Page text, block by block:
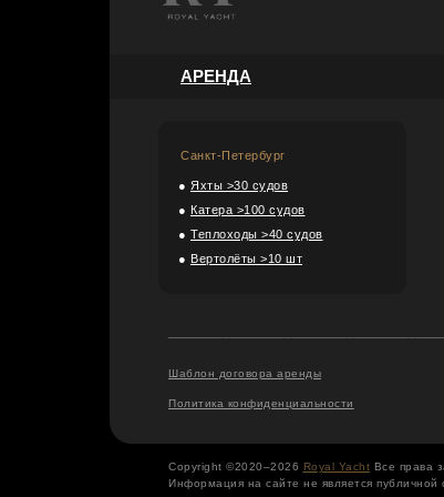
Copyright ©2020–2026 Royal Yacht Все права
Информация на сайте не является публичной
Политика конфиденциальности
Шаблон договора аренды
АРЕНДА
● Яхты >30 судов
● Катера >100 судов
● Теплоходы >40 судов
● Вертолёты >10 шт
Санкт-Петербург